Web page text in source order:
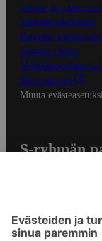
Tilaus- ja
Tietosuojakäytäntö
Palvelun
Saavutettavuus
Mobiilisovelluksen
Mainostajalle
Muuta
S-ryhmän
Yhteishyvä Ruoka -
S-ostoslista -sovellus